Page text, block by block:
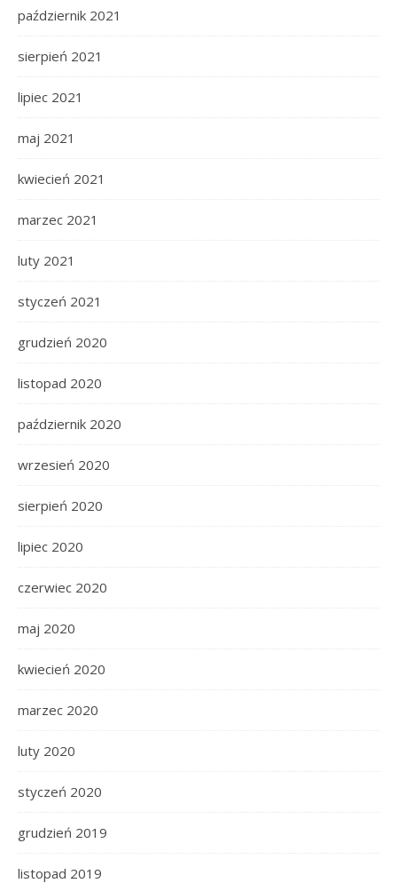
październik 2021
sierpień 2021
lipiec 2021
maj 2021
kwiecień 2021
marzec 2021
luty 2021
styczeń 2021
grudzień 2020
listopad 2020
październik 2020
wrzesień 2020
sierpień 2020
lipiec 2020
czerwiec 2020
maj 2020
kwiecień 2020
marzec 2020
luty 2020
styczeń 2020
grudzień 2019
listopad 2019